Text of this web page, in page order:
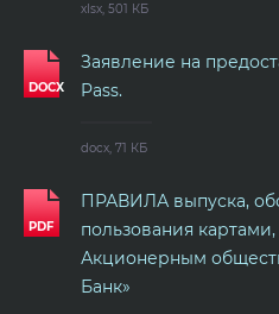
xlsx, 501 КБ
Заявление на
Pass.
docx, 71 КБ
ПРАВИЛА выпуска,
пользования
Акционерным
Банк»